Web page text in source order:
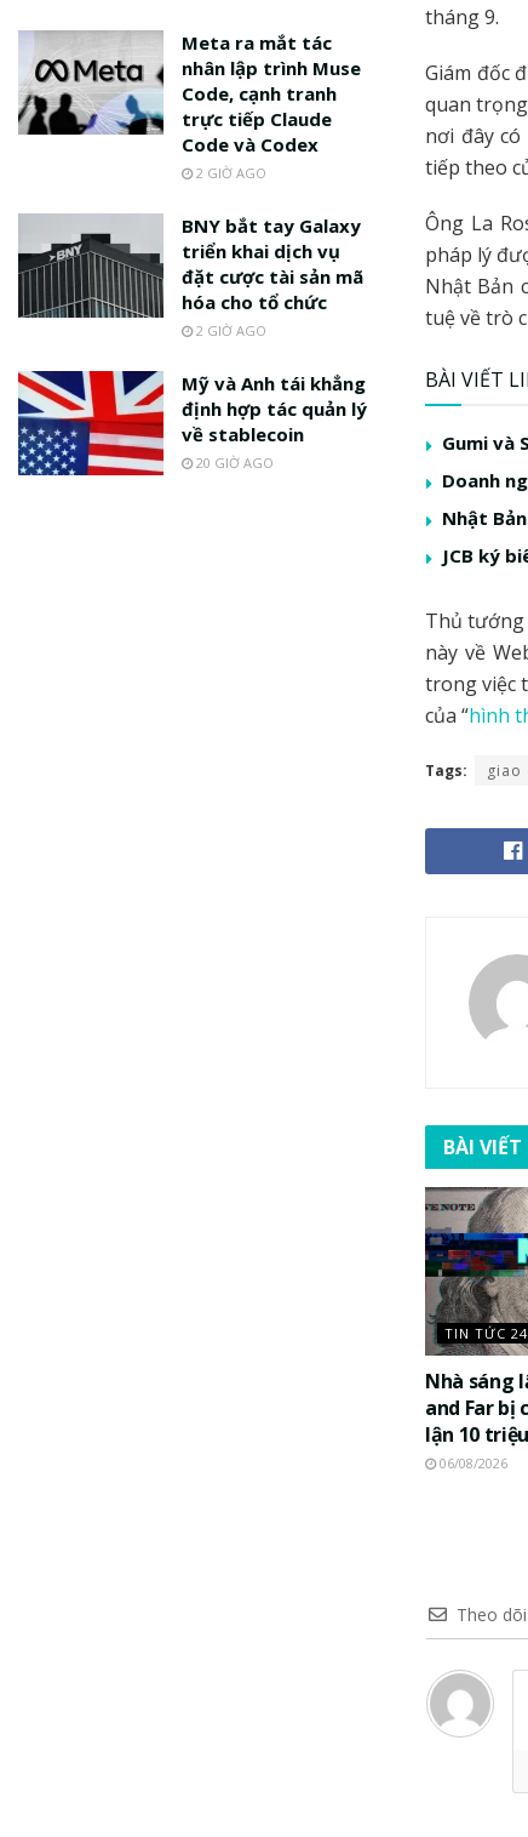
tháng 9.
Giám đốc
quan
nơi đây
tiếp theo
Ông La
pháp lý
Nhật Bản
tuệ về trò
BÀI VIẾT
Gumi và
Doanh
Nhật
JCB ký
Thủ tướng
này về
trong việc
của “hình
Tags: giao
BÀI
TIN TỨC
Nhà sáng
and Far bị
lận 10
06/08/2026
Theo dõi
Meta ra mắt tác
nhân lập trình Muse
Code, cạnh tranh
trực tiếp Claude
Code và Codex
2 GIỜ AGO
BNY bắt tay Galaxy
triển khai dịch vụ
đặt cược tài sản mã
hóa cho tổ chức
2 GIỜ AGO
Mỹ và Anh tái khẳng
định hợp tác quản lý
về stablecoin
20 GIỜ AGO